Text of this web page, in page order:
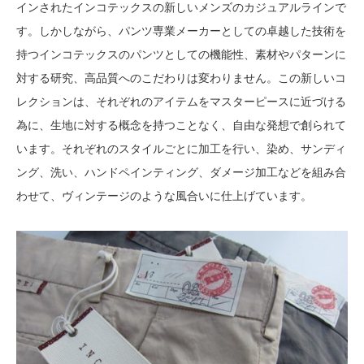
インされたインコテックスの新しいメンズのカジュアルラインで
す。しかしながら、パンツ専業メーカーとしての卓越した技術を
持つインコテックスのパンツとしての機能性、素材やパターンに
対する研究、高品質へのこだわりは変わりません。この新しいコ
レクションは、それぞれのアイテムをマスターピースに近づける
為に、生地に対する概念を持つことなく、自由な発想で創られて
います。それぞれのスタイルごとに加工を行い、染め、サンディ
ング、洗い、ハンドペインティング、ダメージ加工などを組み合
わせて、ヴィンテージのような風合いに仕上げています。